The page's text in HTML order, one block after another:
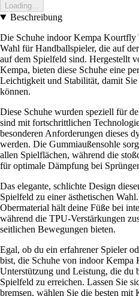
Loading...
Beschreibung
Die Schuhe indoor Kempa Kourtfly
Wahl für Handballspieler, die auf
auf dem Spielfeld sind. Hergestellt
Kempa, bieten diese Schuhe eine
Leichtigkeit und Stabilität, damit
können.
Diese Schuhe wurden speziell für
sind mit fortschrittlichen
besonderen Anforderungen dieses
werden. Die Gummiaußensohle
allen Spielflächen, während die
für optimale Dämpfung bei
Das elegante, schlichte Design
Spielfeld zu einer ästhetischen
Obermaterial hält deine Füße bei
während die TPU-Verstärkungen
seitlichen Bewegungen bieten.
Egal, ob du ein erfahrener Spieler
bist, die Schuhe von indoor
Unterstützung und Leistung, die du
Spielfeld zu erreichen. Lassen Sie
bremsen, wählen Sie die besten